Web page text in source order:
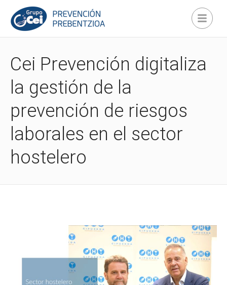
Cei Prevención digitaliza
la gestión de la
prevención de riesgos
laborales en el sector
hostelero